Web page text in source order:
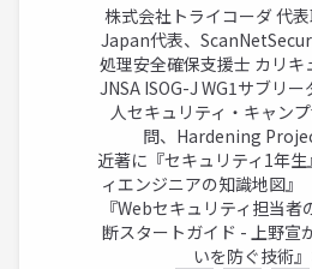
株式会社トライコーダ 代
Japan代表、
処理安全確保支援士 カリキ
JNSA ISOG-J WG1サブリ
人セキュリティ・キャン
問、Hardening
近著に『セキュリティ1年
ィエンジニアの知識地図』
『Webセキュリティ担当
断スタートガイド - 上野宣
いを防ぐ技術